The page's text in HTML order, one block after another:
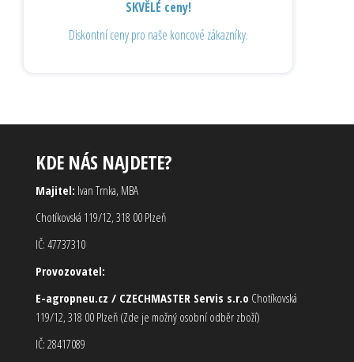
SKVĚLÉ ceny!
Diskontní ceny pro naše koncové zákazníky.
KDE NÁS NAJDETE?
Majitel: Ivan Trnka, MBA
Chotíkovská 119/12, 318 00 Plzeň
IČ: 47737310
Provozovatel:
E-agropneu.cz / CZECHMASTER Servis s.r.o Chotíkovská
119/12, 318 00 Plzeň (Zde je možný osobní odběr zboží)
IČ: 28417089